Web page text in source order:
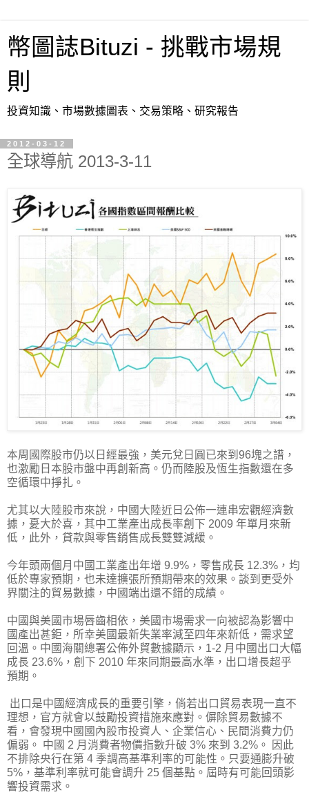
幣圖誌Bituzi - 挑戰市場規
則
投資知識、市場數據圖表、交易策略、研究報告
2012-03-12
全球導航 2013-3-11
本周國際股市仍以日經最強，美元兌日圓已來到96塊之譜，
也激勵日本股市盤中再創新高。仍而陸股及恆生指數還在多
空循環中掙扎。
尤其以大陸股市來說，中國大陸近日公佈一連串宏觀經濟數
據，憂大於喜，其中工業產出成長率創下 2009 年單月來新
低，此外，貸款與零售銷售成長雙雙減緩。
今年頭兩個月中國工業產出年增 9.9%，零售成長 12.3%，均
低於專家預期，也未達擴張所預期帶來的效果。談到更受外
界關注的貿易數據，中國端出還不錯的成績。
中國與美國市場唇齒相依，美國市場需求一向被認為影響中
國產出甚鉅，所幸美國最新失業率減至四年來新低，需求望
回溫。中國海關總署公佈外貿數據顯示，1-2 月中國出口大幅
成長 23.6%，創下 2010 年來同期最高水準，出口增長超乎
預期。
出口是中國經濟成長的重要引擎，倘若出口貿易表現一直不
理想，官方就會以鼓勵投資措施來應對。偋除貿易數據不
看，會發現中國國內股市投資人、企業信心、民間消費力仍
偏弱。 中國 2 月消費者物價指數升破 3% 來到 3.2%。 因此
不排除央行在第 4 季調高基準利率的可能性。只要通膨升破
5%，基準利率就可能會調升 25 個基點。屆時有可能回頭影
響投資需求。